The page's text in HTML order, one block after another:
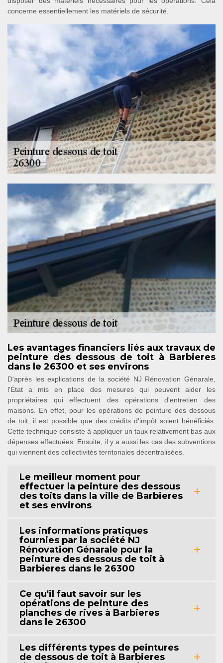
concerne essentiellement les matériels de sécurité.
Les avantages financiers liés aux travaux de
peinture des dessous de toit à Barbieres
dans le 26300 et ses environs
D'après les explications de la société NJ Rénovation Génarale,
l'État a mis en place des mesures qui peuvent aider les
propriétaires qui effectuent des opérations d'entretien des
maisons. En effet, pour les opérations de peinture des dessous
de toit, il est possible que des crédits d'impôt soient bénéficiés.
Cette technique consiste à appliquer un taux relativement bas aux
dépenses effectuées. Ensuite, il y a aussi les cas des subventions
qui viennent des collectivités territoriales décentralisées.
Le meilleur moment pour
effectuer la peinture des dessous
des toits dans la ville de Barbieres
et ses environs
Les informations pratiques
fournies par la société NJ
Rénovation Génarale pour la
peinture des dessous de toit à
Barbieres dans le 26300
Ce qu'il faut savoir sur les
opérations de peinture des
planches de rives à Barbieres
dans le 26300
Les différents types de peintures
de dessous de toit à Barbieres